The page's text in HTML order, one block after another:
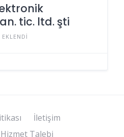
tic. ltd. şti
İletişim
Talebi